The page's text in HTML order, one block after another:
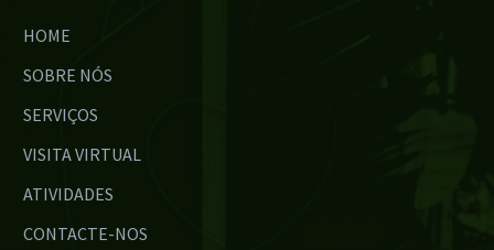
HOME
SOBRE NÓS
SERVIÇOS
VISITA VIRTUAL
ATIVIDADES
CONTACTE-NOS